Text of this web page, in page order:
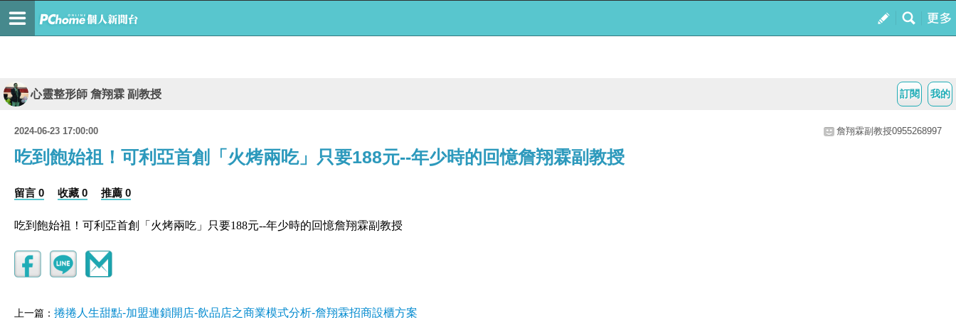
我的
訂閱
心靈整形師 詹翔霖 副教授
2024-06-23 17:00:00 詹翔霖副教授0955268997
吃到飽始祖！可利亞首創「火烤兩吃」只要188元--年少時的回憶詹翔霖副教授
留言 0 收藏 0 推薦 0
吃到飽始祖！可利亞首創「火烤兩吃」只要188元--年少時的回憶詹翔霖副教授
上一篇： 捲捲人生甜點-加盟連鎖開店-飲品店之商業模式分析-詹翔霖招商設櫃方案